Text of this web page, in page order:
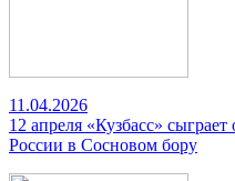
11.04.2026
12 апреля «Кузбасс»
России в Сосновом бору